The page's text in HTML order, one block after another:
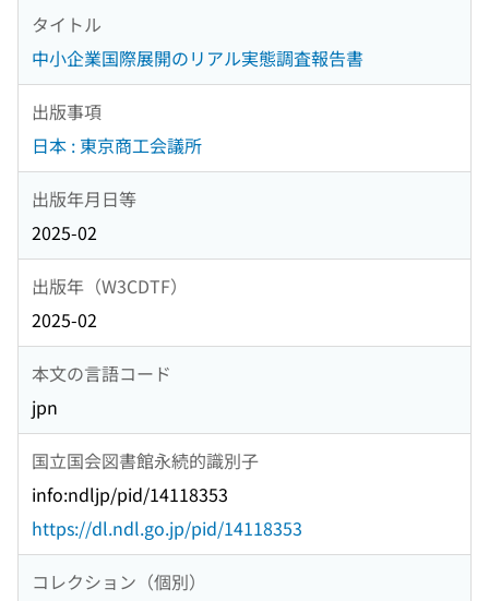
タイトル
中小企業国際展開のリアル実態調査報告書
出版事項
日本 : 東京商工会議所
出版年月日等
2025-02
出版年（W3CDTF）
2025-02
本文の言語コード
jpn
国立国会図書館永続的識別子
info:ndljp/pid/14118353
https://dl.ndl.go.jp/pid/14118353
コレクション（個別）